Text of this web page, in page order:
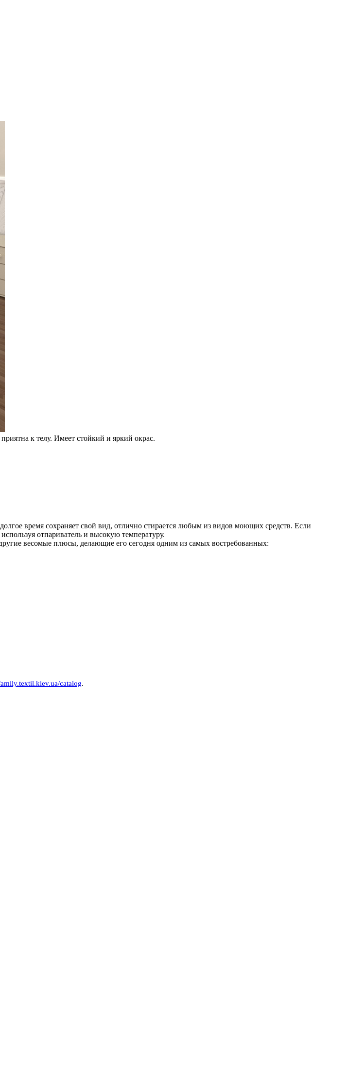
к телу. Имеет стойкий и яркий окрас.
время сохраняет свой вид, отлично стирается любым из видов моющих средств. Если
отпариватель и высокую температуру.
весомые плюсы, делающие его сегодня одним из самых востребованных:
catalog.